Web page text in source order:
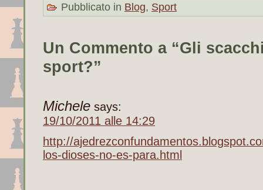
Pubblicato in Blog, Sport
Un Commento a “Gli
sport?”
Michele says:
19/10/2011 alle 14:29
http://
los-dioses-no-es-para.html